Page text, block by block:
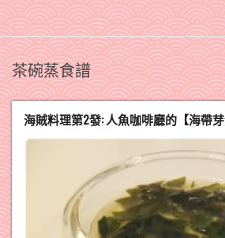
茶碗蒸食譜
海賊料理第2發: 人魚咖啡廳的【海帶芽